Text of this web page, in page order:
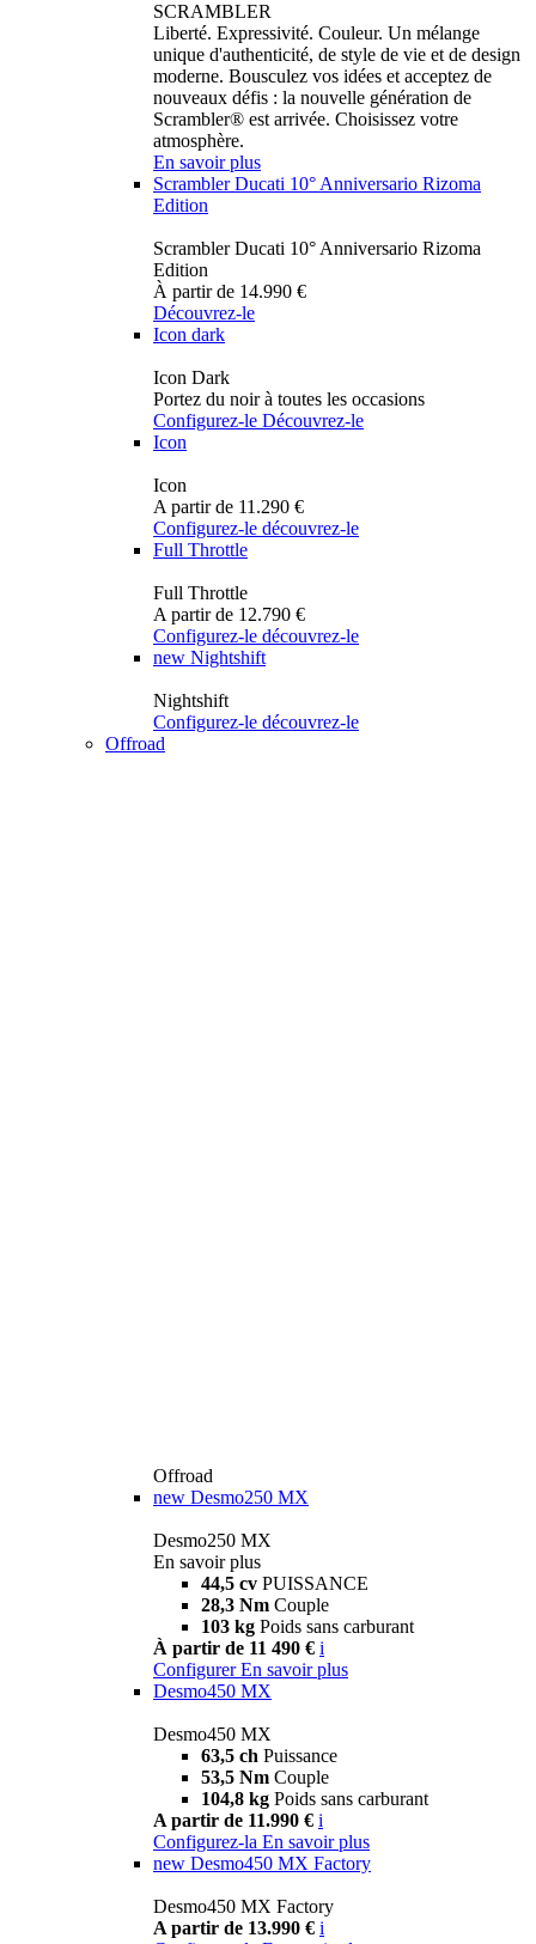
SCRAMBLER
Liberté. Expressivité. Couleur. Un mélange
unique d'authenticité, de style de vie et de design
moderne. Bousculez vos idées et acceptez de
nouveaux défis : la nouvelle génération de
Scrambler® est arrivée. Choisissez votre
atmosphère.
En savoir plus
Scrambler Ducati 10° Anniversario Rizoma
Edition
Scrambler Ducati 10° Anniversario Rizoma
Edition
À partir de 14.990 €
Découvrez-le
Icon dark
Icon Dark
Portez du noir à toutes les occasions
Configurez-le Découvrez-le
Icon
Icon
A partir de 11.290 €
Configurez-le découvrez-le
Full Throttle
Full Throttle
A partir de 12.790 €
Configurez-le découvrez-le
new Nightshift
Nightshift
Configurez-le découvrez-le
Offroad
Offroad
new Desmo250 MX
Desmo250 MX
En savoir plus
44,5 cv PUISSANCE
28,3 Nm Couple
103 kg Poids sans carburant
À partir de 11 490 € i
Configurer En savoir plus
Desmo450 MX
Desmo450 MX
63,5 ch Puissance
53,5 Nm Couple
104,8 kg Poids sans carburant
A partir de 11.990 € i
Configurez-la En savoir plus
new Desmo450 MX Factory
Desmo450 MX Factory
A partir de 13.990 € i